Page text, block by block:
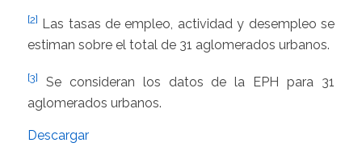
[2] Las tasas de empleo, actividad y desempleo se
estiman sobre el total de 31 aglomerados urbanos.
[3]
Se consideran los datos de la EPH para 31
aglomerados urbanos.
Descargar